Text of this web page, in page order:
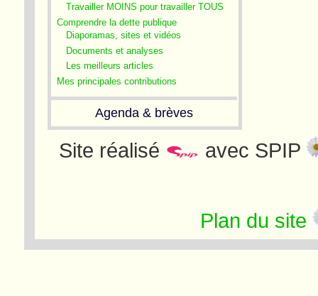
Travailler MOINS pour travailler TOUS
Comprendre la dette publique
Diaporamas, sites et vidéos
Documents et analyses
Les meilleurs articles
Mes principales contributions
Agenda & brèves
Site réalisé avec SPIP
Plan du site